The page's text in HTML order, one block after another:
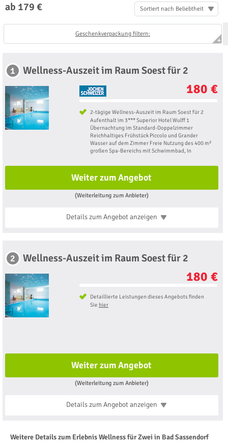
ab 179 € Sortiert nach Beliebtheit
Geschenkverpackung filtern:
1 Wellness-Auszeit im Raum Soest für 2
180 €
2-tägige Wellness-Auszeit im Raum Soest für 2
Aufenthalt im 3*** Superior Hotel Wulff 1
Übernachtung im Standard-Doppelzimmer
Reichhaltiges Frühstück Piccolo und Grander
Wasser auf dem Zimmer Freie Nutzung des 400 m²
großen Spa-Bereichs mit Schwimmbad, In
Weiter zum Angebot
(Weiterleitung zum Anbieter)
Details zum Angebotanzeigen
2 Wellness-Auszeit im Raum Soest für 2
180 €
Detaillierte Leistungen dieses Angebots finden
Sie hier
Weiter zum Angebot
(Weiterleitung zum Anbieter)
Details zum Angebotanzeigen
Weitere Details zum Erlebnis Wellness für Zwei in Bad Sassendorf